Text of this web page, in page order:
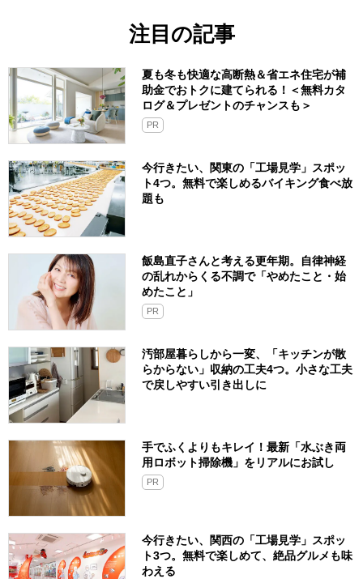
注目の記事
夏も冬も快適な高断熱＆省エネ住宅が補
助金でおトクに建てられる！＜無料カタ
ログ＆プレゼントのチャンスも＞
PR
今行きたい、関東の「工場見学」スポッ
ト4つ。無料で楽しめるバイキング食べ放
題も
飯島直子さんと考える更年期。自律神経
の乱れからくる不調で「やめたこと・始
めたこと」
PR
汚部屋暮らしから一変、「キッチンが散
らからない」収納の工夫4つ。小さな工夫
で戻しやすい引き出しに
手でふくよりもキレイ！最新「水ぶき両
用ロボット掃除機」をリアルにお試し
PR
今行きたい、関西の「工場見学」スポッ
ト3つ。無料で楽しめて、絶品グルメも味
わえる